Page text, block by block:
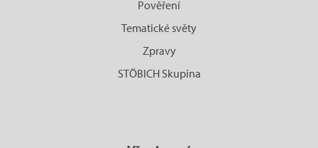
Pověření
Tematické světy
Zpravy
STÖBICH Skupina